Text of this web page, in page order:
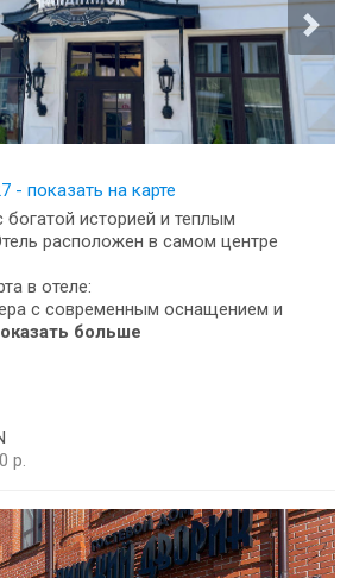
- показать на карте
историей и теплым
расположен в самом центре
в отеле:
с современным оснащением и
больше
р.